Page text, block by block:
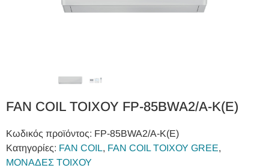
FAN COIL ΤΟΙΧΟΥ FP-85BWA2/A-K(E)
Κωδικός προϊόντος: FP-85BWA2/A-K(E)
Κατηγορίες: FAN COIL, FAN COIL ΤΟΙΧΟΥ GREE,
ΜΟΝΑΔΕΣ ΤΟΙΧΟΥ